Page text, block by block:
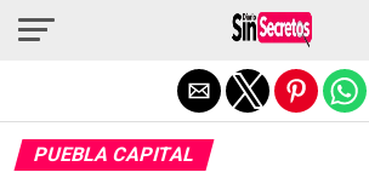
PUEBLA CAPITAL
Salir de la versión móvil